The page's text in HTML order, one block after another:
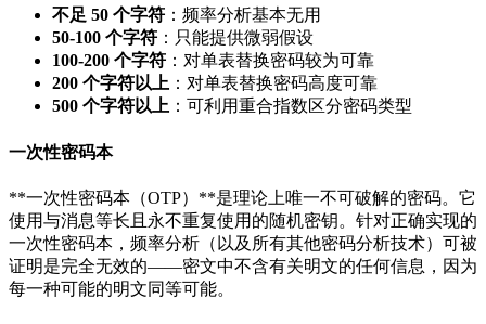
不足 50 个字符 ：频率分析基本无用
50-100 个字符 ：只能提供微弱假设
100-200 个字符 ：对单表替换密码较为可靠
200 个字符以上 ：对单表替换密码高度可靠
500 个字符以上 ：可利用重合指数区分密码类型
一次性密码本
**一次性密码本（OTP）**是理论上唯一不可破解的密码。它
使用与消息等长且永不重复使用的随机密钥。针对正确实现的
一次性密码本，频率分析（以及所有其他密码分析技术）可被
证明是完全无效的——密文中不含有关明文的任何信息，因为
每一种可能的明文同等可能。